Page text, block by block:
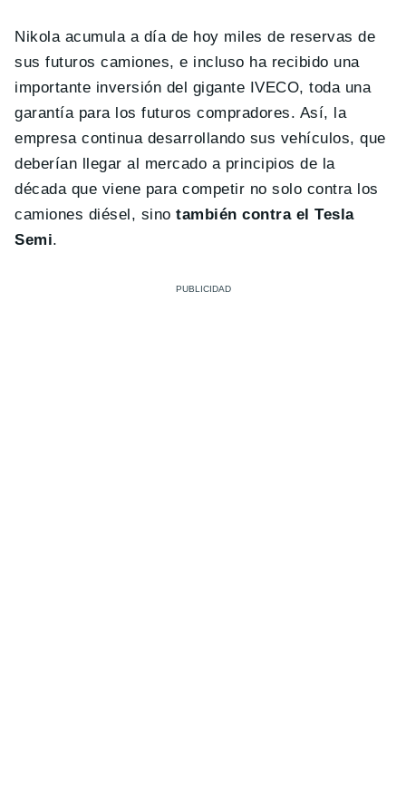
Nikola acumula a día de hoy miles de reservas de
sus futuros camiones, e incluso ha recibido una
importante inversión del gigante IVECO, toda una
garantía para los futuros compradores. Así, la
empresa continua desarrollando sus vehículos, que
deberían llegar al mercado a principios de la
década que viene para competir no solo contra los
camiones diésel, sino también contra el Tesla
Semi.